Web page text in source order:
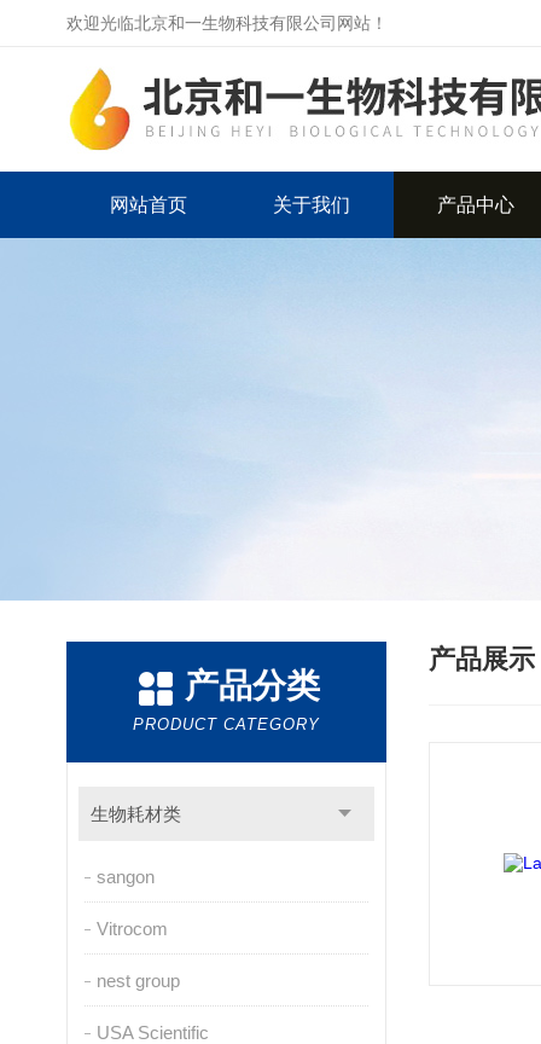
欢迎光临北京和一生物科技有限公司网站！
网站首页 关于我们 产品中心
产品分类
PRODUCT CATEGORY
生物耗材类
sangon
Vitrocom
nest group
USA Scientific
产品展示